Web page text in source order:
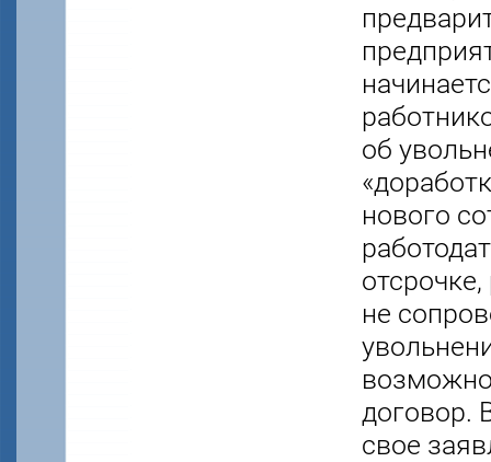
об
нового
не
договор.
свое